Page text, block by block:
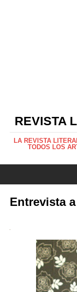
REVISTA
LA REVISTA
TODOS LOS
Entrevista